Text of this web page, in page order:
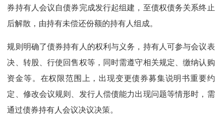
券持有人会议自债券完成发行起组建，至债权债务关系终止
后解散，由持有未偿还份额的持有人组成。
规则明确了债券持有人的权利与义务，持有人可参与会议表
决、转股、行使回售权等，同时需遵守相关规定、缴纳认购
资金等。在权限范围上，出现变更债券募集说明书重要约
定、修改会议规则、发行人偿债能力出现问题等情形时，需
通过债券持有人会议决议决策。